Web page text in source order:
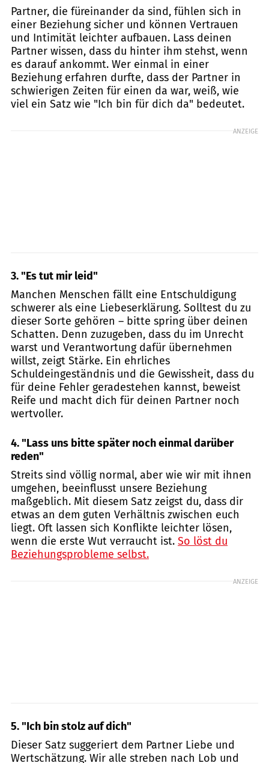
Partner, die füreinander da sind, fühlen sich in
einer Beziehung sicher und können Vertrauen
und Intimität leichter aufbauen. Lass deinen
Partner wissen, dass du hinter ihm stehst, wenn
es darauf ankommt. Wer einmal in einer
Beziehung erfahren durfte, dass der Partner in
schwierigen Zeiten für einen da war, weiß, wie
viel ein Satz wie "Ich bin für dich da" bedeutet.
ANZEIGE
3. "Es tut mir leid"
Manchen Menschen fällt eine Entschuldigung
schwerer als eine Liebeserklärung. Solltest du zu
dieser Sorte gehören – bitte spring über deinen
Schatten. Denn zuzugeben, dass du im Unrecht
warst und Verantwortung dafür übernehmen
willst, zeigt Stärke. Ein ehrliches
Schuldeingeständnis und die Gewissheit, dass du
für deine Fehler geradestehen kannst, beweist
Reife und macht dich für deinen Partner noch
wertvoller.
4. "Lass uns bitte später noch einmal darüber
reden"
Streits sind völlig normal, aber wie wir mit ihnen
umgehen, beeinflusst unsere Beziehung
maßgeblich. Mit diesem Satz zeigst du, dass dir
etwas an dem guten Verhältnis zwischen euch
liegt. Oft lassen sich Konflikte leichter lösen,
wenn die erste Wut verraucht ist. So löst du
Beziehungsprobleme selbst.
ANZEIGE
5. "Ich bin stolz auf dich"
Dieser Satz suggeriert dem Partner Liebe und
Wertschätzung. Wir alle streben nach Lob und